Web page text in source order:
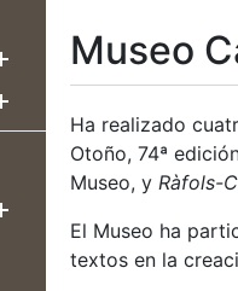
Mostra/Amaga
Museo
Ha realizado
Otoño, 74ª
Museo, y Ràfols-
El Museo ha
textos en la